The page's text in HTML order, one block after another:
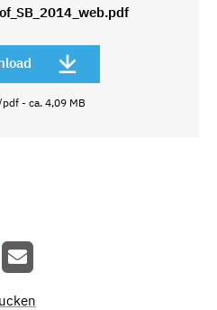
- ca. 4,09 MB